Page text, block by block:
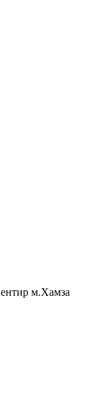
м.Хамза